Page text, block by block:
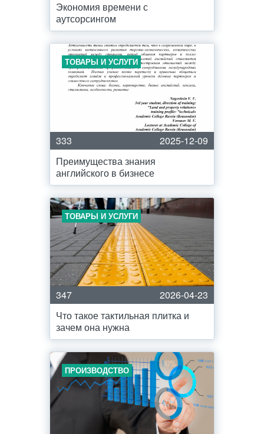
Экономия времени с
аутсорсингом
ТОВАРЫ И УСЛУГИ
333
2025-12-09
Преимущества знания
английского в бизнесе
ТОВАРЫ И УСЛУГИ
347
2026-04-23
Что такое тактильная плитка и
зачем она нужна
ПРОИЗВОДСТВО